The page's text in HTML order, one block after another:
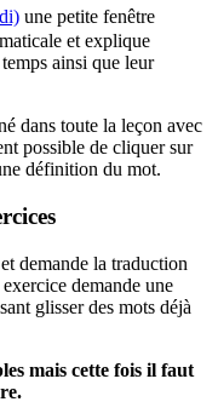
une petite fenêtre
et explique
ainsi que leur
dans toute la leçon avec
possible de cliquer sur
définition du mot.
demande la traduction
demande une
glisser des mots déjà
mais cette fois il faut